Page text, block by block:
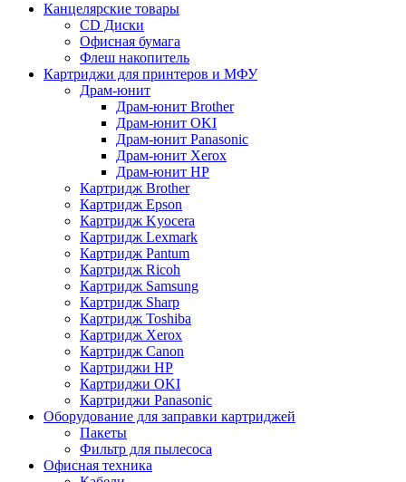
Канцелярские товары
CD Диски
Офисная бумага
Флеш накопитель
Картриджи для принтеров и МФУ
Драм-юнит
Драм-юнит Brother
Драм-юнит OKI
Драм-юнит Panasonic
Драм-юнит Xerox
Драм-юнит НР
Картридж Brother
Картридж Epson
Картридж Kyocera
Картридж Lexmark
Картридж Pantum
Картридж Ricoh
Картридж Samsung
Картридж Sharp
Картридж Toshiba
Картридж Xerox
Картридж Сanon
Картриджи HP
Картриджи OKI
Картриджи Panasonic
Оборудование для заправки картриджей
Пакеты
Фильтр для пылесоса
Офисная техника